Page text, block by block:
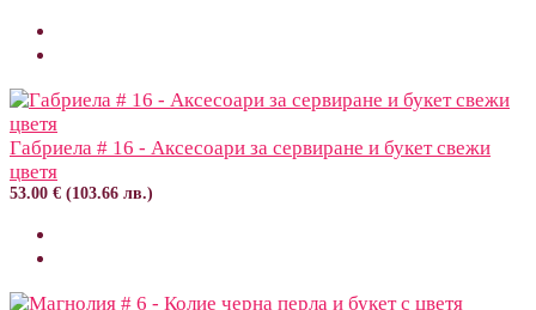
Габриела # 16 - Аксесоари за сервиране и букет свежи
цветя
53.00 € (103.66 лв.)